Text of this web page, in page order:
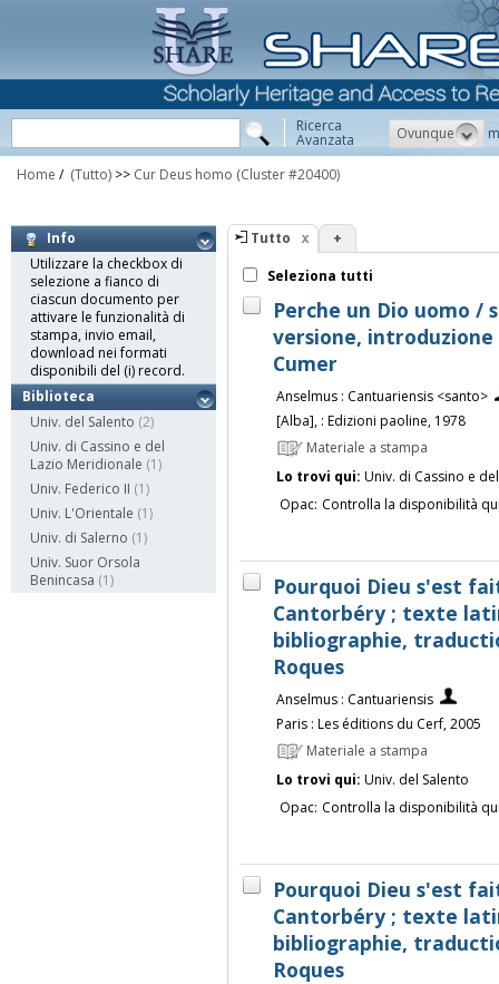
Ricerca
Avanzata Ovunque
Home / (Tutto) >> Cur Deus homo (Cluster #20400)
Info
Utilizzare la checkbox di
selezione a fianco di
ciascun documento per
attivare le funzionalità di
stampa, invio email,
download nei formati
disponibili del (i) record.
Biblioteca
Univ. del Salento (2)
Univ. di Cassino e del
Lazio Meridionale (1)
Univ. Federico II (1)
Univ. L'Orientale (1)
Univ. di Salerno (1)
Univ. Suor Orsola
Benincasa (1)
Tutto +
Seleziona tutti
Perche un Dio uomo /
versione,
Cumer
Anselmus : Cantuariensis <santo>
[Alba], : Edizioni paoline, 1978
Materiale a stampa
Lo trovi qui: Univ. di Cassino e
Opac: Controlla la disponibilità
Pourquoi Dieu s'est
Cantorbéry ; texte
bibliographie,
Roques
Anselmus : Cantuariensis
Paris : Les éditions du Cerf, 2005
Materiale a stampa
Lo trovi qui: Univ. del Salento
Opac: Controlla la disponibilità
Pourquoi Dieu s'est
Cantorbéry ; texte
bibliographie,
Roques